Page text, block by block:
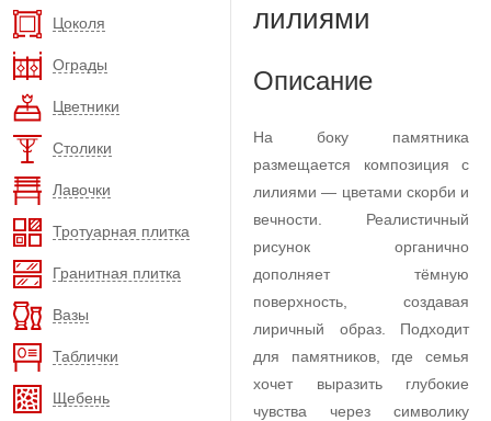
Цоколя
Ограды
Цветники
Столики
Лавочки
Тротуарная плитка
Гранитная плитка
Вазы
Таблички
Щебень
лилиями
Описание
На боку памятника
размещается композиция с
лилиями — цветами скорби и
вечности. Реалистичный
рисунок органично
дополняет тёмную
поверхность, создавая
лиричный образ. Подходит
для памятников, где семья
хочет выразить глубокие
чувства через символику